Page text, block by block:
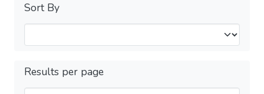
Sort By
Results per page